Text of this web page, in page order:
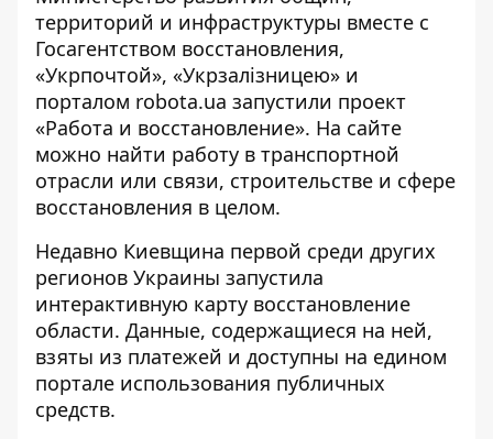
территорий и инфраструктуры вместе с
Госагентством восстановления,
«Укрпочтой», «Укрзалізницею» и
порталом robota.ua запустили проект
«Работа и восстановление». На сайте
можно найти работу в транспортной
отрасли или связи, строительстве и сфере
восстановления в целом.
Недавно Киевщина первой среди других
регионов Украины запустила
интерактивную карту восстановление
области. Данные, содержащиеся на ней,
взяты из платежей и доступны на едином
портале использования публичных
средств.